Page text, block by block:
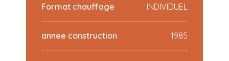
Format chauffage INDIVIDUEL
annee construction 1985